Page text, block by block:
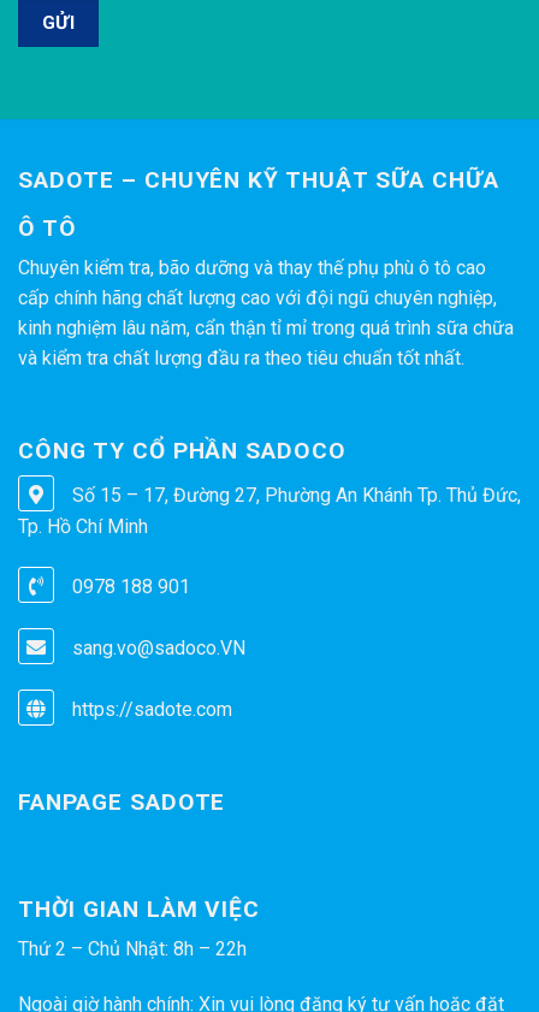
SADOTE – CHUYÊN KỸ THUẬT SỮA CHỮA
Ô TÔ
Chuyên kiểm tra, bão dưỡng và thay thế phụ phù ô tô cao
cấp chính hãng chất lượng cao với đội ngũ chuyên nghiệp,
kinh nghiệm lâu năm, cẩn thận tỉ mỉ trong quá trình sữa chữa
và kiểm tra chất lượng đầu ra theo tiêu chuẩn tốt nhất.
CÔNG TY CỔ PHẦN SADOCO
Số 15 – 17, Đường 27, Phường An Khánh Tp. Thủ Đức,
Tp. Hồ Chí Minh
0978 188 901
sang.vo@sadoco.VN
https://sadote.com
FANPAGE SADOTE
THỜI GIAN LÀM VIỆC
Thứ 2 – Chủ Nhật: 8h – 22h
Ngoài giờ hành chính: Xin vui lòng đăng ký tư vấn hoặc đặt